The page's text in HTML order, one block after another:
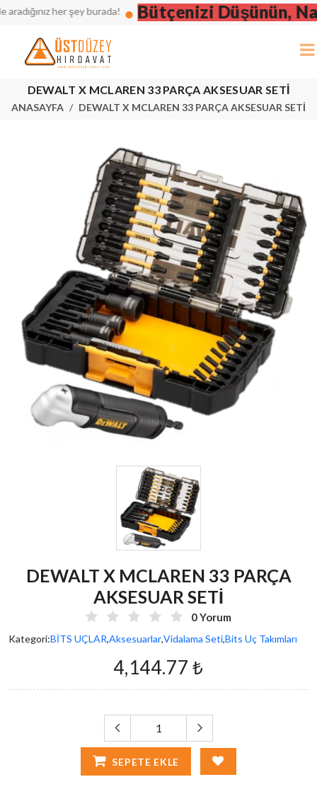
her şey burada! Bütçenizi Düşünün,
DEWALT X MCLAREN 33 PARÇA AKSESUAR SETİ
ANASAYFA DEWALT X MCLAREN 33 PARÇA AKSESUAR SETİ
DEWALT X MCLAREN 33 PARÇA
AKSESUAR SETİ
0 Yorum
Kategori:BİTS UÇLAR,Aksesuarlar,Vidalama Seti,Bits Uç Takımları
4,144.77 ₺
SEPETE EKLE